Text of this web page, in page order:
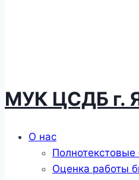
МУК ЦСДБ г.
МенюО нас
Оценка работы